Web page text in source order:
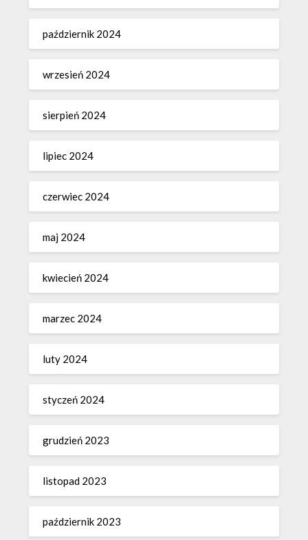
październik 2024
wrzesień 2024
sierpień 2024
lipiec 2024
czerwiec 2024
maj 2024
kwiecień 2024
marzec 2024
luty 2024
styczeń 2024
grudzień 2023
listopad 2023
październik 2023